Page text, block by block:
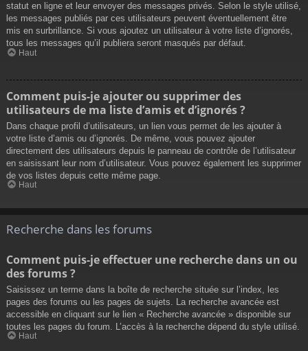
statut en ligne et leur envoyer des messages privés. Selon le style utilisé,
les messages publiés par ces utilisateurs peuvent éventuellement être
mis en surbrillance. Si vous ajoutez un utilisateur à votre liste d’ignorés,
tous les messages qu’il publiera seront masqués par défaut.
Haut
Comment puis-je ajouter ou supprimer des
utilisateurs de ma liste d’amis et d’ignorés ?
Dans chaque profil d’utilisateurs, un lien vous permet de les ajouter à
votre liste d’amis ou d’ignorés. De même, vous pouvez ajouter
directement des utilisateurs depuis le panneau de contrôle de l’utilisateur
en saisissant leur nom d’utilisateur. Vous pouvez également les supprimer
de vos listes depuis cette même page.
Haut
Recherche dans les forums
Comment puis-je effectuer une recherche dans un ou
des forums ?
Saisissez un terme dans la boîte de recherche située sur l’index, les
pages des forums ou les pages de sujets. La recherche avancée est
accessible en cliquant sur le lien « Recherche avancée » disponible sur
toutes les pages du forum. L’accès à la recherche dépend du style utilisé.
Haut